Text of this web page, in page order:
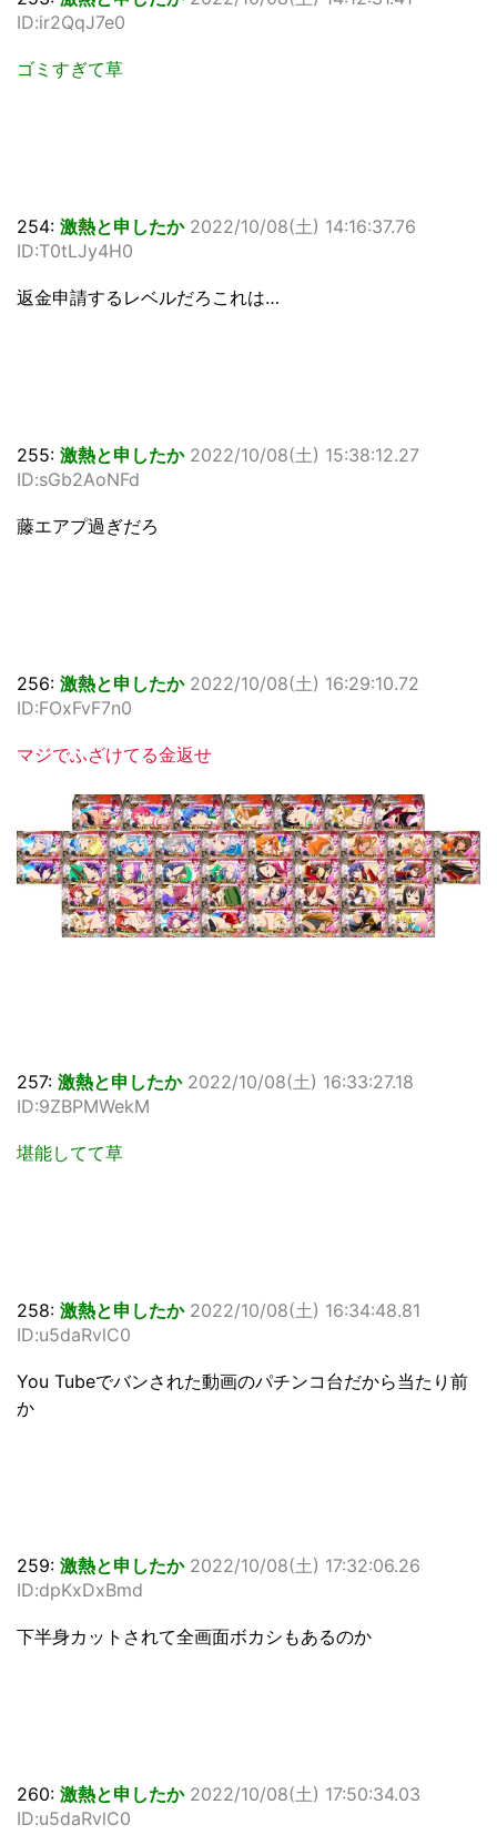
ID:ir2QqJ7e0
ゴミすぎて草
254: 激熱と申したか 2022/10/08(土) 14:16:37.76
ID:T0tLJy4H0
返金申請するレベルだろこれは…
255: 激熱と申したか 2022/10/08(土) 15:38:12.27
ID:sGb2AoNFd
藤エアプ過ぎだろ
256: 激熱と申したか 2022/10/08(土) 16:29:10.72
ID:FOxFvF7n0
マジでふざけてる金返せ
257: 激熱と申したか 2022/10/08(土) 16:33:27.18
ID:9ZBPMWekM
堪能してて草
258: 激熱と申したか 2022/10/08(土) 16:34:48.81
ID:u5daRvlC0
You Tubeでバンされた動画のパチンコ台だから当たり前
か
259: 激熱と申したか 2022/10/08(土) 17:32:06.26
ID:dpKxDxBmd
下半身カットされて全画面ボカシもあるのか
260: 激熱と申したか 2022/10/08(土) 17:50:34.03
ID:u5daRvlC0